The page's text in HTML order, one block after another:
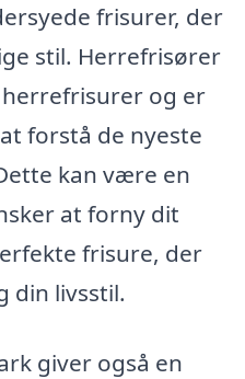
frisurer, der
stil. Herrefrisører
og er
forstå de nyeste
kan være en
at forny dit
frisure, der
din livsstil.
giver også en